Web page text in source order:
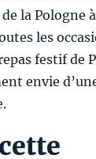
la Pologne
les
festif de
envie